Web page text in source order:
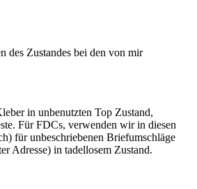
des Zustandes bei den von mir
in unbenutzten Top Zustand,
Für FDCs, verwenden wir in diesen
für unbeschriebenen Briefumschläge
Adresse) in tadellosem Zustand.